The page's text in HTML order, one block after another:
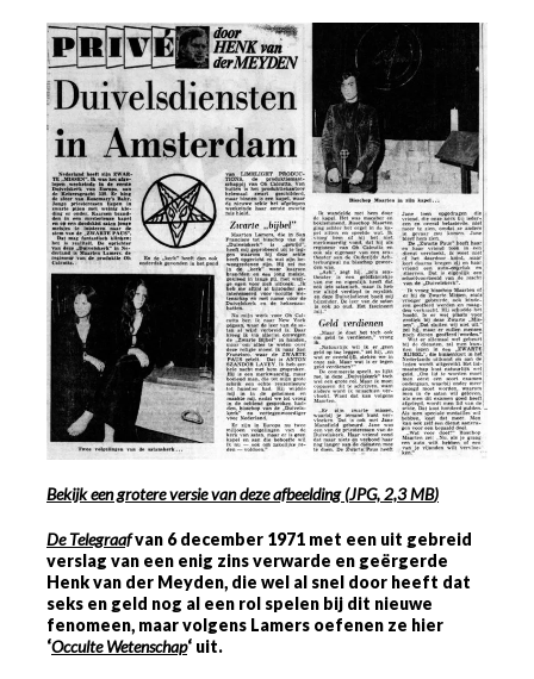
Bekijk een grotere versie van deze afbeelding(JPG, 2,3 MB)
De Telegraafvan 6december 1971 met een uit gebreid
verslag van een enig zins verwarde en geërgerde
Henk van der Meyden, die wel al snel door heeft dat
seks en geld nog al een rol spelen bij dit nieuwe
fenomeen, maar volgens Lamers oefenen ze hier
‘Occulte Wetenschap‘ uit.